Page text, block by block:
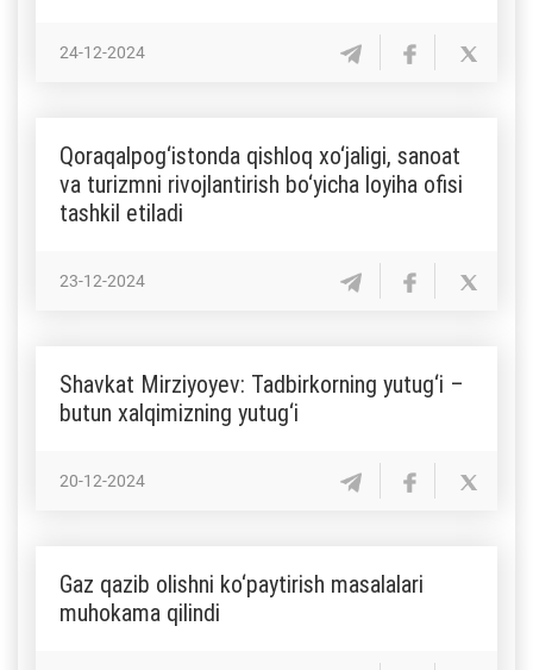
24-12-2024
Qoraqalpog‘istonda qishloq xo‘jaligi, sanoat
va turizmni rivojlantirish bo‘yicha loyiha ofisi
tashkil etiladi
23-12-2024
Shavkat Mirziyoyev: Tadbirkorning yutug‘i –
butun xalqimizning yutug‘i
20-12-2024
Gaz qazib olishni ko‘paytirish masalalari
muhokama qilindi